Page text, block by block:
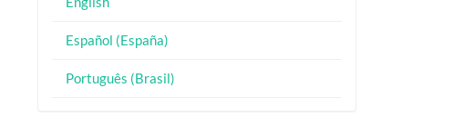
Español (España)
Português (Brasil)